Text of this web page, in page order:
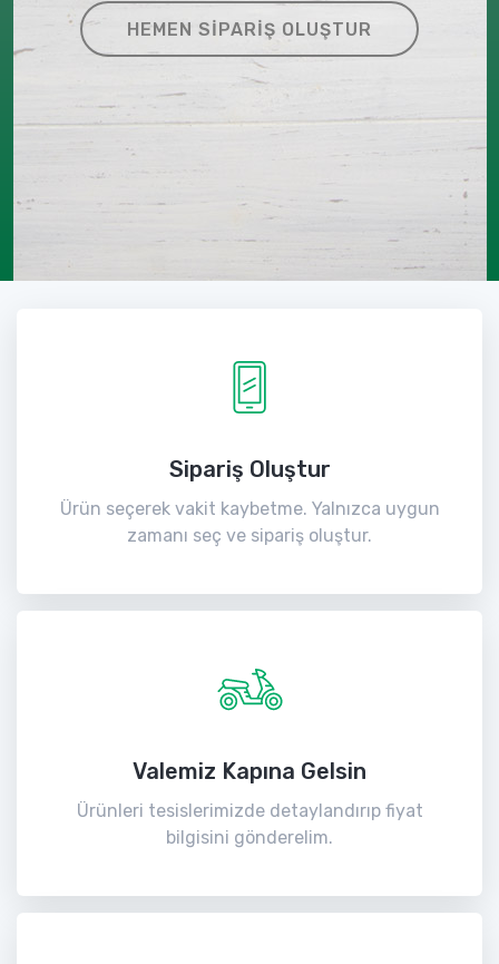
HEMEN SIPARIŞ OLUŞTUR
Sipariş Oluştur
Ürün seçerek vakit kaybetme. Yalnızca uygun
zamanı seç ve sipariş oluştur.
Valemiz Kapına Gelsin
Ürünleri tesislerimizde detaylandırıp fiyat
bilgisini gönderelim.